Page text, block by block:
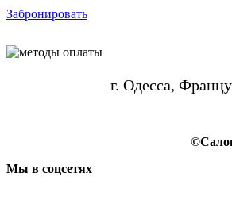
Забронировать
г. Одесса,
Мы в соцсетях